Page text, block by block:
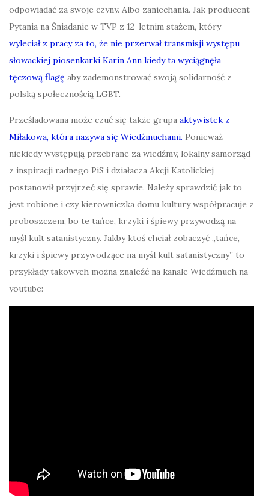
odpowiadać za swoje czyny. Albo zaniechania. Jak producent
Pytania na Śniadanie w TVP z 12-letnim stażem, który
wyleciał z pracy za to, że nie przerwał transmisji występu
słowackiej piosenkarki Karin Ann kiedy ta wyciągnęła
tęczową flagę aby zademonstrować swoją solidarność z
polską społecznością LGBT.
Prześladowana może czuć się także grupa aktywistek z
Miłakowa, która nazywa się Wiedźmuchami. Ponieważ
niekiedy występują przebrane za wiedźmy, lokalny samorząd
z inspiracji radnego PiS i działacza Akcji Katolickiej
postanowił przyjrzeć się sprawie. Należy sprawdzić jak to
jest robione i czy kierowniczka domu kultury współpracuje z
proboszczem, bo te tańce, krzyki i śpiewy przywodzą na
myśl kult satanistyczny. Jakby ktoś chciał zobaczyć „tańce,
krzyki i śpiewy przywodzące na myśl kult satanistyczny” to
przykłady takowych można znaleźć na kanale Wiedźmuch na
youtube: